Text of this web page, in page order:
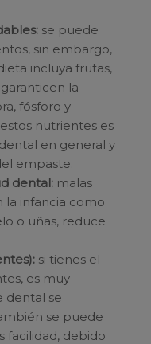
se puede
sin embargo,
incluya frutas,
la
fósforo y
nutrientes es
en general y
empaste.
dental: malas
la infancia como
o uñas, reduce
si tienes el
es muy
dental se
se puede
facilidad, debido